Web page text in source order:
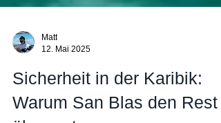
Matt
12. Mai 2025